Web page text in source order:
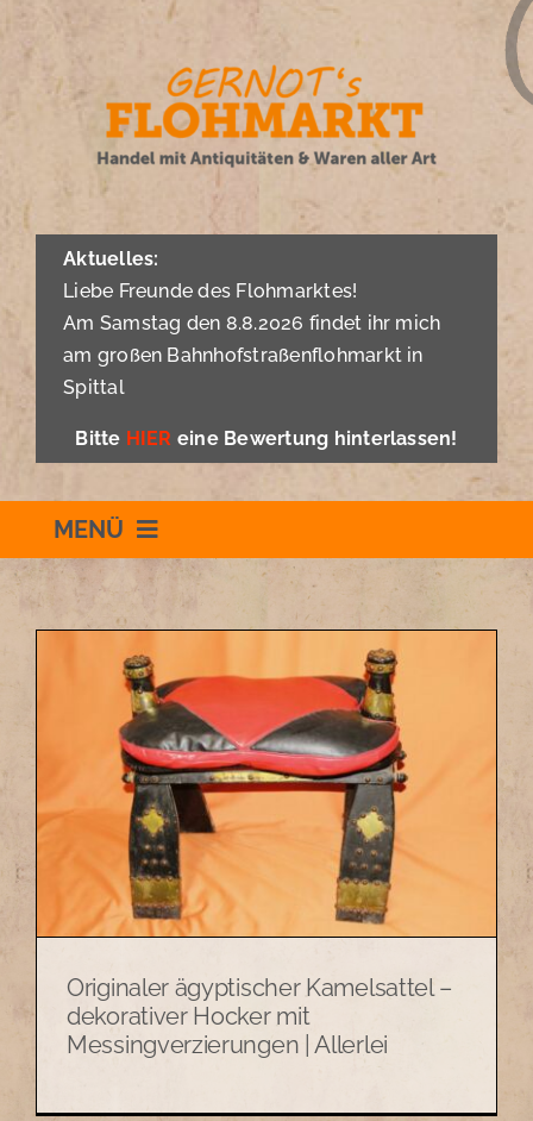
Inhalt
springen
Aktuelles:
Liebe Freunde des Flohmarktes!
Am Samstag den 8.8.2026 findet ihr mich
am großen Bahnhofstraßenflohmarkt in
Spittal
Bitte HIER eine Bewertung hinterlassen!
MENÜ
Willkommen
Schauraum
Impressum
Datenschutzerklärung
+436504036869
zum Shop
Originaler ägyptischer Kamelsattel –
dekorativer Hocker mit
Messingverzierungen | Allerlei